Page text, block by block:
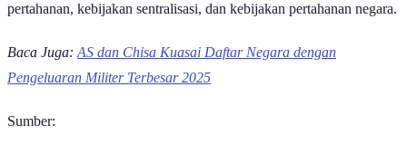
pertahanan, kebijakan sentralisasi, dan kebijakan pertahanan negara.
Baca Juga: AS dan Chisa Kuasai Daftar Negara dengan
Pengeluaran Militer Terbesar 2025
Sumber: